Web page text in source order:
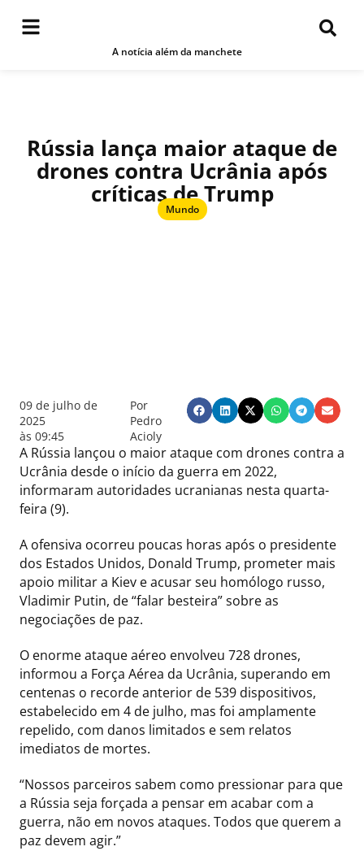
A notícia além da manchete
Rússia lança maior ataque de
drones contra Ucrânia após
críticas de Trump
Mundo
09 de julho de
2025
às 09:45
Por
Pedro
Acioly
A Rússia lançou o maior ataque com drones contra a
Ucrânia desde o início da guerra em 2022,
informaram autoridades ucranianas nesta quarta-
feira (9).
A ofensiva ocorreu poucas horas após o presidente
dos Estados Unidos, Donald Trump, prometer mais
apoio militar a Kiev e acusar seu homólogo russo,
Vladimir Putin, de “falar besteira” sobre as
negociações de paz.
O enorme ataque aéreo envolveu 728 drones,
informou a Força Aérea da Ucrânia, superando em
centenas o recorde anterior de 539 dispositivos,
estabelecido em 4 de julho, mas foi amplamente
repelido, com danos limitados e sem relatos
imediatos de mortes.
“Nossos parceiros sabem como pressionar para que
a Rússia seja forçada a pensar em acabar com a
guerra, não em novos ataques. Todos que querem a
paz devem agir.”